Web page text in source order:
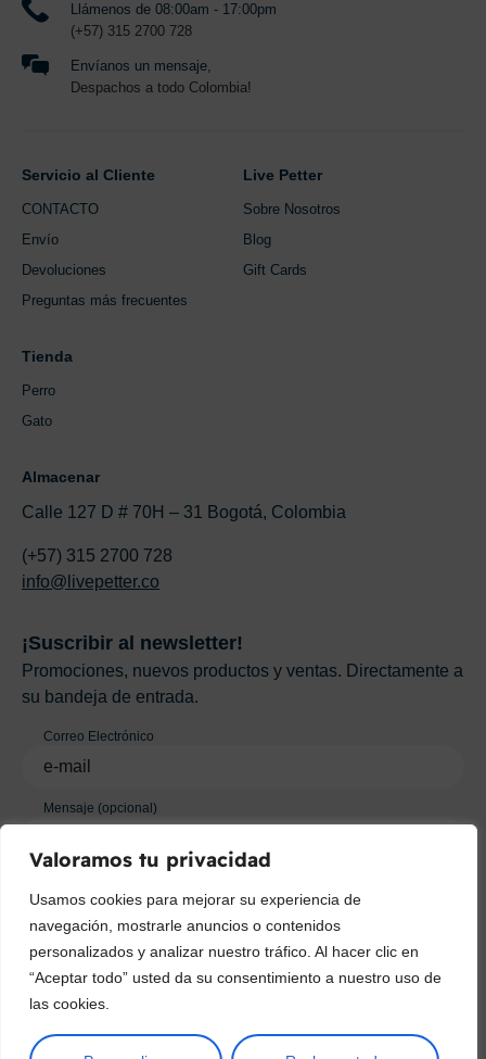
Valoramos tu privacidad
Usamos cookies para mejorar su experiencia de
navegación, mostrarle anuncios o contenidos
personalizados y analizar nuestro tráfico. Al hacer clic en
“Aceptar todo” usted da su consentimiento a nuestro uso de
las cookies.
Llámenos de 08:00am - 17:00pm
(+57) 315 2700 728
Envíanos un mensaje,
Despachos a todo Colombia!
Servicio al Cliente
CONTACTO
Envío
Devoluciones
Preguntas más frecuentes
Live Petter
Sobre Nosotros
Blog
Gift Cards
Tienda
Perro
Gato
Almacenar
Calle 127 D # 70H – 31 Bogotá, Colombia
(+57) 315 2700 728
info@livepetter.co
¡Suscribir al newsletter!
Promociones, nuevos productos y ventas. Directamente a
su bandeja de entrada.
Correo Electrónico
Mensaje (opcional)
Suscribir